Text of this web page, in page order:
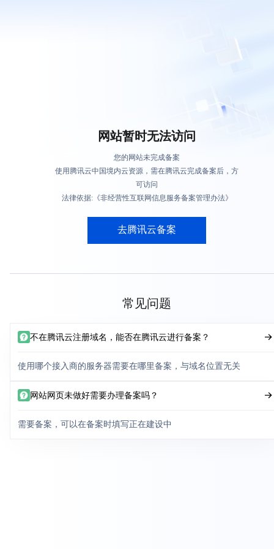
网站暂时无法访问
您的网站未完成备案
使用腾讯云中国境内云资源，需在腾讯云完成备案后，方
可访问
法律依据:《非经营性互联网信息服务备案管理办法》
去腾讯云备案
常见问题
不在腾讯云注册域名，能否在腾讯云进行备案？
使用哪个接入商的服务器需要在哪里备案，与域名位置无关
网站网页未做好需要办理备案吗？
需要备案，可以在备案时填写正在建设中